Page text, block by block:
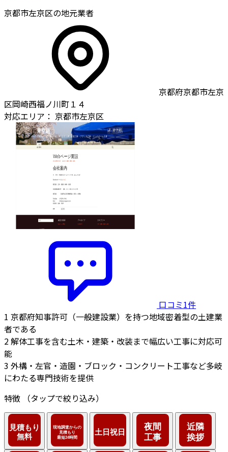
京都市左京区の地元業者
京都府京都市左京
区岡崎西福ノ川町１４
対応エリア： 京都市左京区
口コミ1件
1 京都府知事許可（一般建設業）を持つ地域密着型の土建業
者である
2解体工事を含む土木・建築・改装まで幅広い工事に対応可
能
3 外構・左官・造園・ブロック・コンクリート工事など多岐
にわたる専門技術を提供
特徴
（タップで絞り込み）